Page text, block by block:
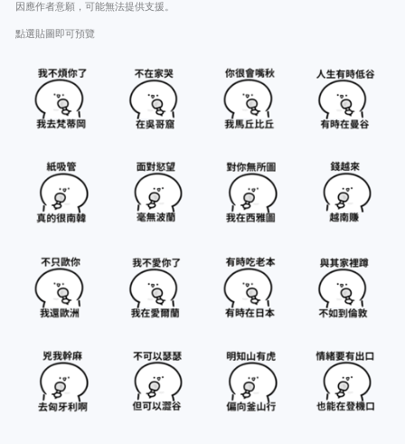
因應作者意願，可能無法提供支援。
點選貼圖即可預覽